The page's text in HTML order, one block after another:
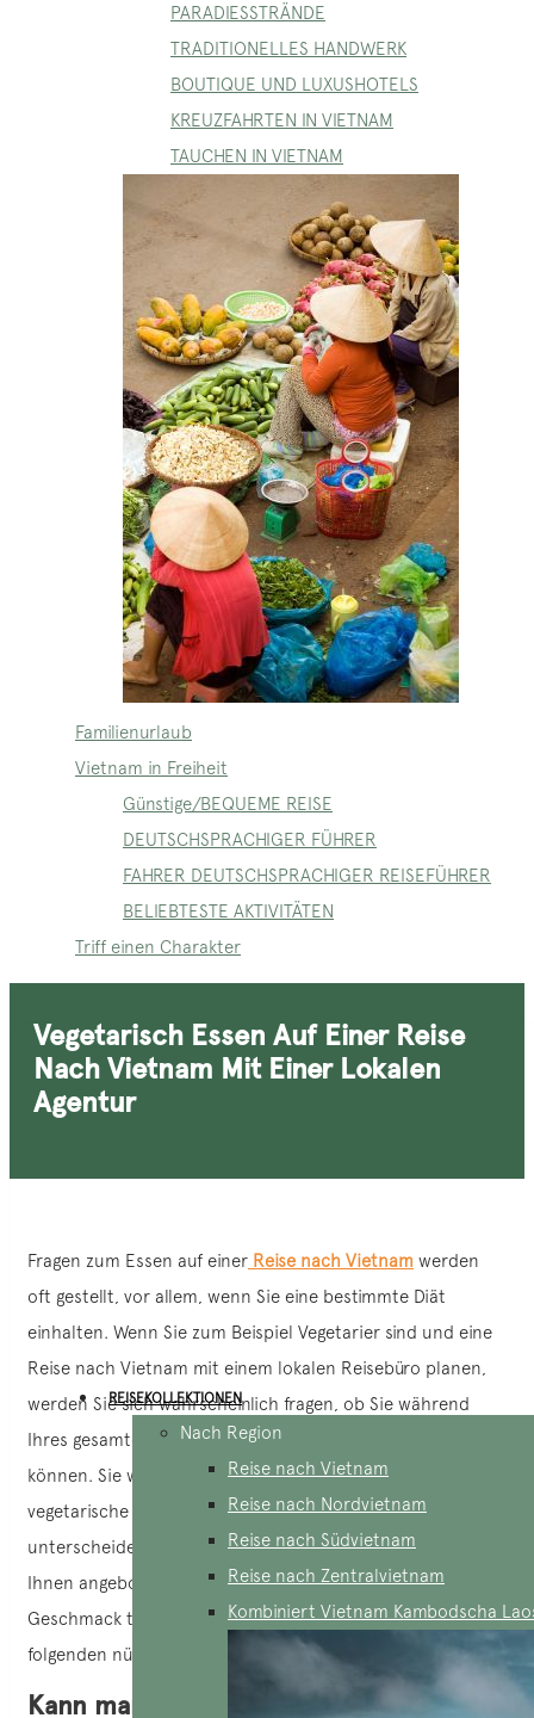
PARADIESSTRÄNDE
TRADITIONELLES HANDWERK
BOUTIQUE UND LUXUSHOTELS
KREUZFAHRTEN IN VIETNAM
TAUCHEN IN VIETNAM
Familienurlaub
Vietnam in Freiheit
Günstige/BEQUEME REISE
DEUTSCHSPRACHIGER FÜHRER
FAHRER DEUTSCHSPRACHIGER REISEFÜHRER
BELIEBTESTE AKTIVITÄTEN
Triff einen Charakter
REISEKOLLEKTIONEN
Nach Region
Reise nach Vietnam
Reise nach Nordvietnam
Reise nach Südvietnam
Reise nach Zentralvietnam
Kombiniert Vietnam Kambodscha
Vegetarisch Essen Auf Einer Reise
Nach Vietnam Mit Einer Lokalen
Agentur
Fragen zum Essen auf einer Reise nach Vietnam werden
oft gestellt, vor allem, wenn Sie eine bestimmte Diät
einhalten. Wenn Sie zum Beispiel Vegetarier sind und eine
Reise nach Vietnam mit einem lokalen Reisebüro planen,
werden Sie sich wahrscheinlich fragen, ob Sie während
Ihres gesamten Aufenthalts in Vietnam vegetarisch essen
können. Sie werden auch wissen wollen, wie sich die
vegetarische Ernährung in Vietnam von Ihrer eigenen
unterscheidet, welche Arten von vegetarischen Gerichten
Ihnen angeboten werden und ob diese Gerichte Ihren
Geschmack treffen. Lassen Sie uns gemeinsam die
folgenden nützlichen Informationen herausfinden.
Kann man in Vietnam gut vegetarisch